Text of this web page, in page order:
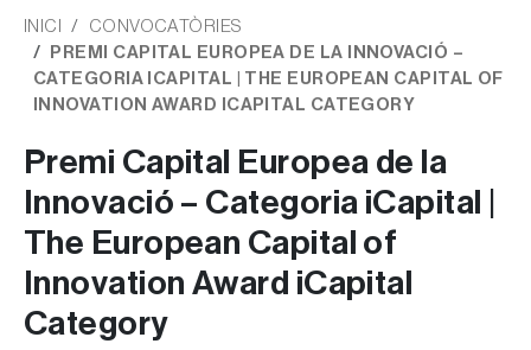
Fil d'ariadna
INICI
CONVOCATÒRIES
PREMI CAPITAL EUROPEA DE LA INNOVACIÓ –
CATEGORIA ICAPITAL | THE EUROPEAN CAPITAL OF
INNOVATION AWARD ICAPITAL CATEGORY
Premi Capital Europea de la
Innovació – Categoria iCapital |
The European Capital of
Innovation Award iCapital
Category